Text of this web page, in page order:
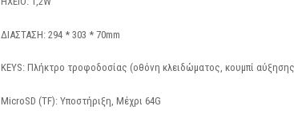
ΔΙΑΣΤΑΣΗ: 294 * 303 * 70mm
KEYS: Πλήκτρο τροφοδοσίας (οθόνη κλειδώματος, κουμπί
MicroSD (TF): Υποστήριξη, Μέχρι 64G